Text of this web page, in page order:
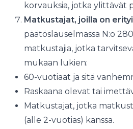
korvauksia, jotka ylittävät
Matkustajat, joilla on
päätöslauselmassa N:o
matkustajia, jotka
mukaan lukien:
60-vuotiaat ja sitä
Raskaana olevat tai
Matkustajat, jotka
(alle 2-vuotias) kanssa.